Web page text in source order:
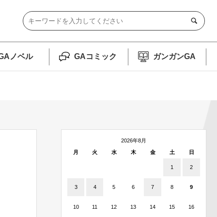
ノベル GAコミック ガンガンGA
2026年8月
月
火 水 木 金 土 日
1 2
3 4 5 6 7 8 9
10 11 12 13 14 15 16